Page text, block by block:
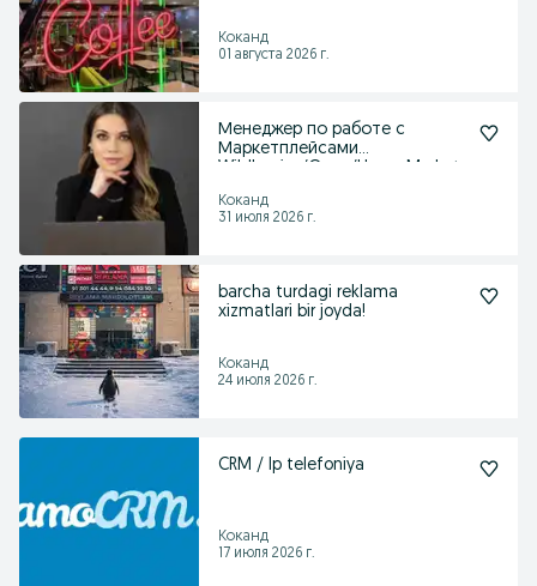
Коканд
01 августа 2026 г.
Менеджер по работе с
Маркетплейсами
Коканд
31 июля 2026 г.
barcha turdagi reklama
xizmatlari bir joyda!
Коканд
24 июля 2026 г.
CRM / Ip telefoniya
Коканд
17 июля 2026 г.